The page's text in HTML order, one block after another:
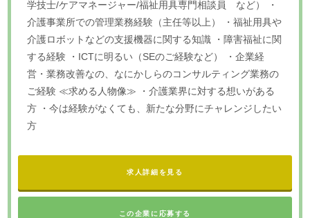
学技士/ケアマネージャー/福祉用具専門相談員 など） ・
介護事業所での管理業務経験（主任等以上） ・福祉用具や
介護ロボットなどの支援機器に関する知識 ・障害福祉に関
する経験 ・ICTに明るい（SEのご経験など） ・企業経
営・業務改善なの、なにかしらのコンサルティング業務の
ご経験 ≪求める人物像≫ ・介護業界に対する想いがある
方 ・今は経験がなくても、新たな分野にチャレンジしたい
方
求人詳細を見る
この企業に応募する